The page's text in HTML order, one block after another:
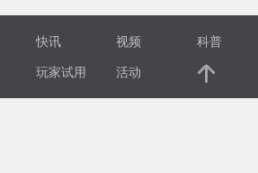
快讯 视频 科普
玩家试用 活动